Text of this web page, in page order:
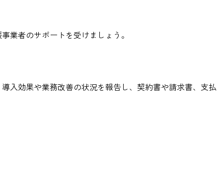
業者のサポートを受けましょう。
効果や業務改善の状況を報告し、契約書や請求書、支